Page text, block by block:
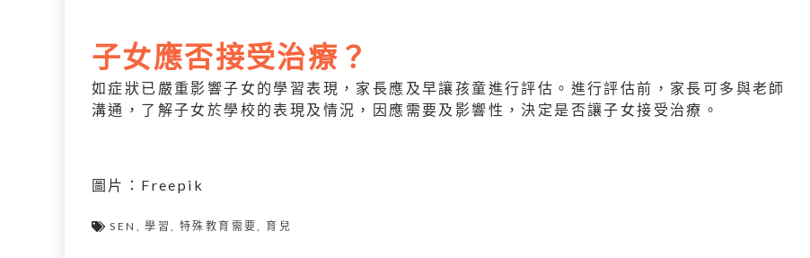
子女應否接受治療？
如症狀已嚴重影響子女的學習表現，家長應及早讓孩童進行評估。進行評估前，家長可多與老師
溝通，了解子女於學校的表現及情況，因應需要及影響性，決定是否讓子女接受治療。
圖片：Freepik
SEN ,學習,特殊教育需要,育兒